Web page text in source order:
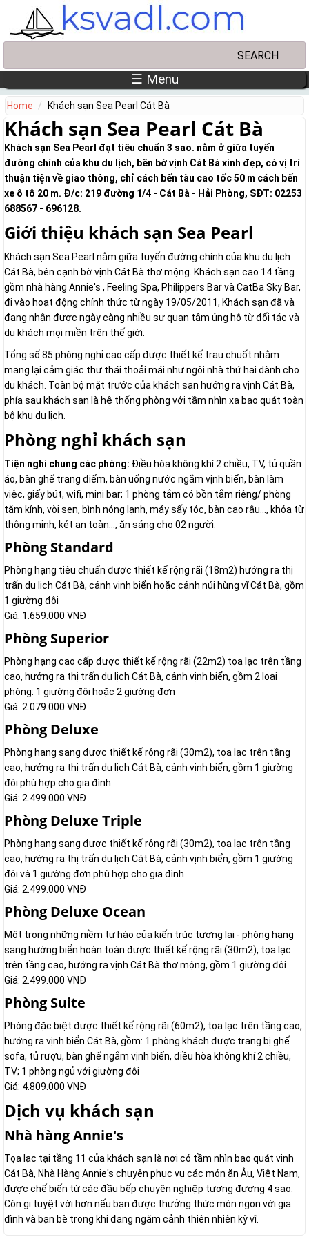
Skip to main content
☰ Menu
Home Khách sạn Sea Pearl Cát Bà
Khách sạn Sea Pearl Cát Bà
Khách sạn Sea Pearl đạt tiêu chuẩn 3 sao. nằm ở giữa tuyến
đường chính của khu du lịch, bên bờ vịnh Cát Bà xinh đẹp, có vị trí
thuận tiện về giao thông, chỉ cách bến tàu cao tốc 50 m cách bến
xe ô tô 20 m. Đ/c: 219 đường 1/4 - Cát Bà - Hải Phòng, SĐT: 02253
688567 - 696128.
Giới thiệu khách sạn Sea Pearl
Khách sạn Sea Pearl nằm giữa tuyến đường chính của khu du lịch
Cát Bà, bên cạnh bờ vịnh Cát Bà thơ mộng. Khách sạn cao 14 tầng
gồm nhà hàng Annie's , Feeling Spa, Philippers Bar và CatBa Sky Bar,
đi vào hoạt động chính thức từ ngày 19/05/2011, Khách sạn đã và
đang nhận được ngày càng nhiều sự quan tâm ủng hộ từ đối tác và
du khách mọi miền trên thế giới.
Tổng số 85 phòng nghỉ cao cấp được thiết kế trau chuốt nhằm
mang lại cảm giác thư thái thoải mái như ngôi nhà thứ hai dành cho
du khách. Toàn bộ mặt trước của khách sạn hướng ra vịnh Cát Bà,
phía sau khách sạn là hệ thống phòng với tầm nhìn xa bao quát toàn
bộ khu du lịch.
Phòng nghỉ khách sạn
Tiện nghi chung các phòng: Điều hòa không khí 2 chiều, TV, tủ quần
áo, bàn ghế trang điểm, bàn uống nước ngắm vịnh biển, bàn làm
việc, giấy bút, wifi, mini bar; 1 phòng tắm có bồn tắm riêng/ phòng
tắm kính, vòi sen, bình nóng lạnh, máy sấy tóc, bàn cạo râu..., khóa từ
thông minh, két an toàn..., ăn sáng cho 02 người.
Phòng Standard
Phòng hạng tiêu chuẩn được thiết kế rộng rãi (18m2) hướng ra thị
trấn du lịch Cát Bà, cảnh vịnh biển hoặc cảnh núi hùng vĩ Cát Bà, gồm
1 giường đôi
Giá: 1.659.000 VNĐ
Phòng Superior
Phòng hạng cao cấp được thiết kế rộng rãi (22m2) tọa lạc trên tầng
cao, hướng ra thị trấn du lịch Cát Bà, cảnh vịnh biển, gồm 2 loại
phòng: 1 giường đôi hoặc 2 giường đơn
Giá: 2.079.000 VNĐ
Phòng Deluxe
Phòng hạng sang được thiết kế rộng rãi (30m2), tọa lạc trên tầng
cao, hướng ra thị trấn du lịch Cát Bà, cảnh vịnh biển, gồm 1 giường
đôi phù hợp cho gia đình
Giá: 2.499.000 VNĐ
Phòng Deluxe Triple
Phòng hạng sang được thiết kế rộng rãi (30m2), tọa lạc trên tầng
cao, hướng ra thị trấn du lịch Cát Bà, cảnh vịnh biển, gồm 1 giường
đôi và 1 giường đơn phù hợp cho gia đình
Giá: 2.499.000 VNĐ
Phòng Deluxe Ocean
Một trong những niềm tự hào của kiến trúc tương lai - phòng hạng
sang hướng biển hoàn toàn được thiết kế rộng rãi (30m2), tọa lạc
trên tầng cao, hướng ra vịnh Cát Bà thơ mộng, gồm 1 giường đôi
Giá: 2.499.000 VNĐ
Phòng Suite
Phòng đặc biệt được thiết kế rộng rãi (60m2), tọa lạc trên tầng cao,
hướng ra vịnh biển Cát Bà, gồm: 1 phòng khách được trang bị ghế
sofa, tủ rượu, bàn ghế ngắm vịnh biển, điều hòa không khí 2 chiều,
TV; 1 phòng ngủ với giường đôi
Giá: 4.809.000 VNĐ
Dịch vụ khách sạn
Nhà hàng Annie's
Tọa lạc tại tầng 11 của khách sạn là nơi có tầm nhìn bao quát vinh
Cát Bà, Nhà Hàng Annie's chuyên phục vụ các món ăn Âu, Việt Nam,
được chế biến từ các đầu bếp chuyên nghiệp tương đương 4 sao.
Còn gi tuyệt vời hơn nếu bạn được thưởng thức món ngon với gia
đình và bạn bè trong khi đang ngăm cảnh thiên nhiên kỳ vĩ.